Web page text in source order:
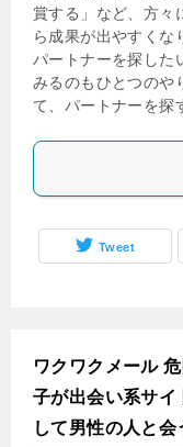
賞する」など、方々
ら成果が出やすくな
パートナーを探した
みるのもひとつのや
て、パートナーを探
Tweet
ワクワクメール
子が出会い系サイ
して男性の人と